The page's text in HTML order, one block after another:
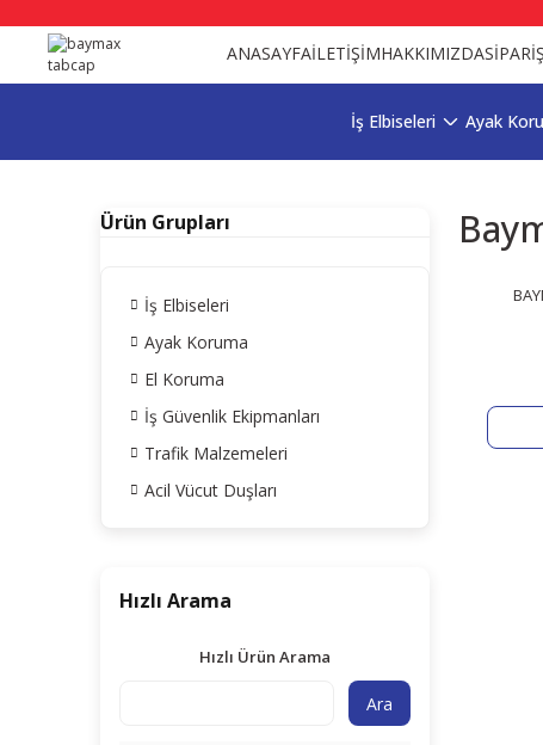
ANASAYFAİLETİŞİMHAKKIMIZDA
İş Elbiseleri Ayak
Ürün Grupları
İş Elbiseleri
Ayak Koruma
El Koruma
İş Güvenlik Ekipmanları
Trafik Malzemeleri
Acil Vücut Duşları
Hızlı Arama
Hızlı Ürün Arama
Ara